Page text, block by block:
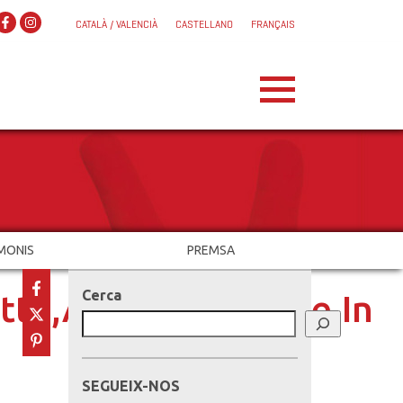
CATALÀ / VALENCIÀ CASTELLANO FRANÇAIS
PREMSA
Cerca
SEGUEIX-NOS